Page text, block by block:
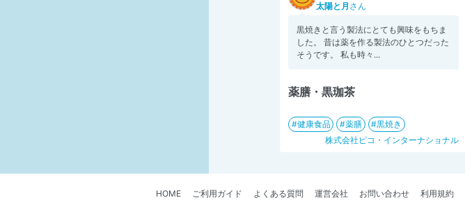
太陽と月 さん
黒焼きと言う製法にとても興味をもちま
した。 昔は薬を作る製法のひとつだった
そうです。 私も時々...
薬膳・黒珈茶
健康食品 薬膳
黒焼き
株式会社ピコ・インターナショナル
HOME ご利用ガイド よくある質問 運営会社 お問い合わせ 利用規約